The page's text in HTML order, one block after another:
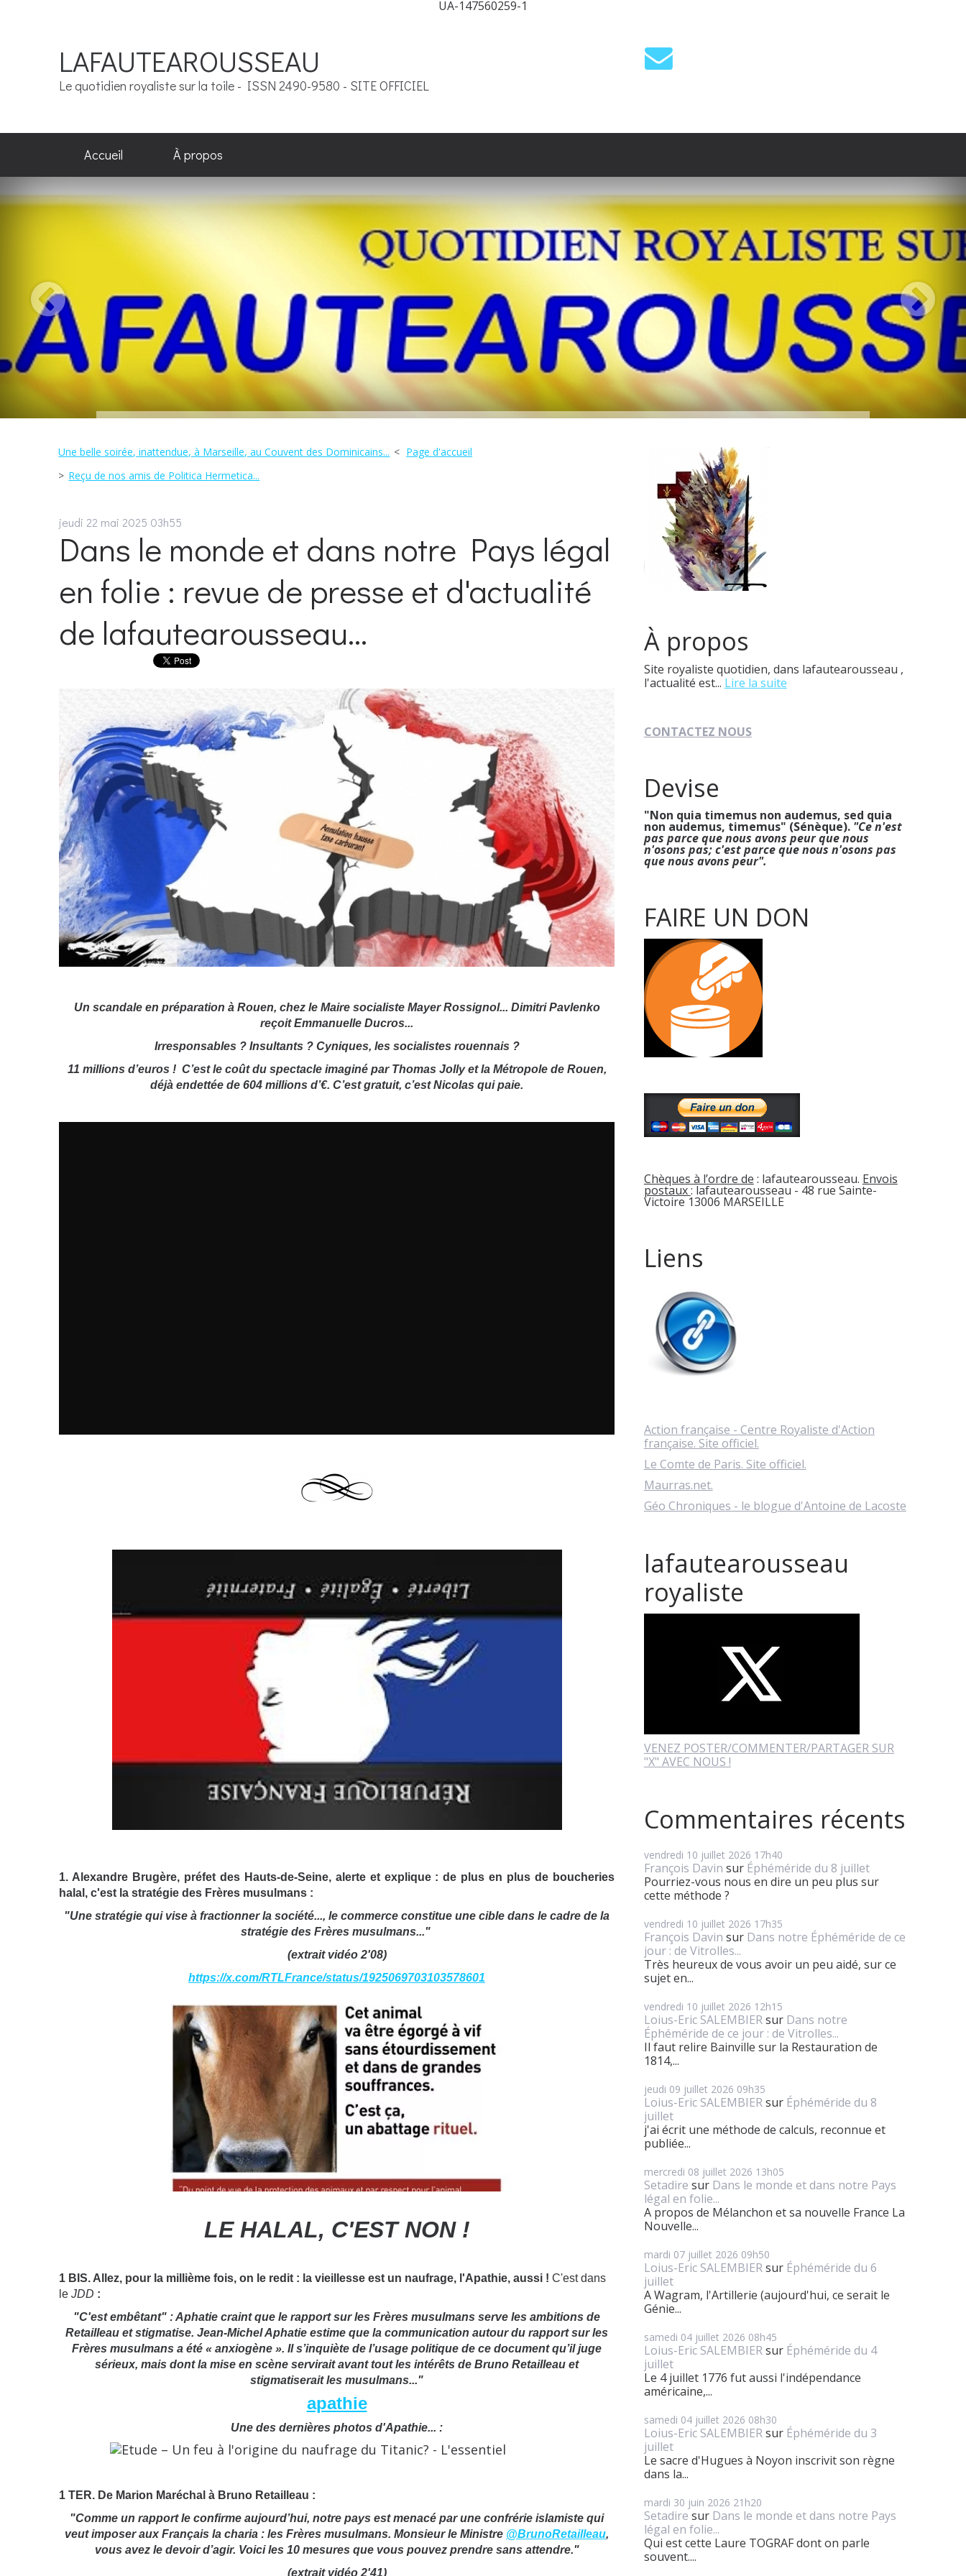
UA-147560259-1
LAFAUTEAROUSSEAU
Le quotidien royaliste sur la toile - ISSN 2490-9580 - SITE OFFICIEL
Accueil À propos
Une belle soirée, inattendue, à Marseille, au Couvent des Dominicains...
Page d'accueil
Reçu de nos amis de Politica Hermetica...
jeudi 22 mai 2025 03h55
Dans le monde et dans notre Pays légal
en folie : revue de presse et d'actualité
de lafautearousseau...
Un scandale en préparation à Rouen, chez le Maire socialiste Mayer Rossignol... Dimitri Pavlenko
reçoit Emmanuelle Ducros...
Irresponsables ? Insultants ? Cyniques, les socialistes rouennais ?
11 millions d’euros ! C’est le coût du spectacle imaginé par Thomas Jolly et la Métropole de Rouen,
déjà endettée de 604 millions d’€. C’est gratuit, c’est Nicolas qui paie.
1. Alexandre Brugère, préfet des Hauts-de-Seine, alerte et explique : de plus en plus de boucheries
halal, c'est la stratégie des Frères musulmans :
"Une stratégie qui vise à fractionner la société..., le commerce constitue une cible dans le cadre de la
stratégie des Frères musulmans..."
(extrait vidéo 2'08)
https://x.com/RTLFrance/status/1925069703103578601
LE HALAL, C'EST NON !
1 BIS. Allez, pour la millième fois, on le redit : la vieillesse est un naufrage, l'Apathie, aussi ! C'est dans
le JDD :
"C'est embêtant" : Aphatie craint que le rapport sur les Frères musulmans serve les ambitions de
Retailleau et stigmatise.Jean-Michel Aphatie estime que la communication autour du rapport sur les
Frères musulmans a été « anxiogène ». Il s’inquiète de l’usage politique de ce document qu’il juge
sérieux, mais dont la mise en scène servirait avant tout les intérêts de Bruno Retailleau et
stigmatiserait les musulmans..."
apathie
Une des dernières photos d'Apathie... :
1 TER. De Marion Maréchal à Bruno Retailleau :
"Comme un rapport le confirme aujourd’hui, notre pays est menacé par une confrérie islamiste qui
veut imposer aux Français la charia : les Frères musulmans. Monsieur le Ministre @BrunoRetailleau,
vous avez le devoir d’agir. Voici les 10mesures que vous pouvez prendre sans attendre."
(extrait vidéo 2'41)
À propos
Site royaliste quotidien, dans lafautearousseau ,
l'actualité est... Lire la suite
CONTACTEZ NOUS
Devise
"Non quia timemus non audemus, sed quia
non audemus, timemus" (Sénèque). "Ce n'est
pas parce que nous avons peur que nous
n'osons pas; c'est parce que nous n'osons pas
que nous avons peur".
FAIRE UN DON
Chèques à l’ordre de : lafautearousseau. Envois
postaux: lafautearousseau - 48 rue Sainte-
Victoire 13006 MARSEILLE
Liens
Action française - Centre Royaliste d'Action
française. Site officiel.
Le Comte de Paris. Site officiel.
Maurras.net.
Géo Chroniques - le blogue d'Antoine de Lacoste
lafautearousseau
royaliste
VENEZ POSTER/COMMENTER/PARTAGER SUR
"X" AVEC NOUS !
Commentaires récents
vendredi 10 juillet 2026 17h40
François Davin sur Éphéméride du 8 juillet
Pourriez-vous nous en dire un peu plus sur
cette méthode ?
vendredi 10 juillet 2026 17h35
François Davin sur Dans notre Éphéméride de ce
jour : de Vitrolles...
Très heureux de vous avoir un peu aidé, sur ce
sujet en...
vendredi 10 juillet 2026 12h15
Loius-Eric SALEMBIERsur Dans notre
Éphéméride de ce jour : de Vitrolles...
Il faut relire Bainville sur la Restauration de
1814,...
jeudi 09 juillet 2026 09h35
Loius-Eric SALEMBIERsur Éphéméride du 8
juillet
j'ai écrit une méthode de calculs, reconnue et
publiée...
mercredi 08 juillet 2026 13h05
Setadire sur Dans le monde et dans notre Pays
légal en folie...
A propos de Mélanchon et sa nouvelle France La
Nouvelle...
mardi 07 juillet 2026 09h50
Loius-Eric SALEMBIERsur Éphéméride du 6
juillet
A Wagram, l'Artillerie (aujourd'hui, ce serait le
Génie...
samedi 04 juillet 2026 08h45
Loius-Eric SALEMBIERsur Éphéméride du 4
juillet
Le 4 juillet 1776 fut aussi l'indépendance
américaine,...
samedi 04 juillet 2026 08h30
Loius-Eric SALEMBIERsur Éphéméride du 3
juillet
Le sacre d'Hugues à Noyon inscrivit son règne
dans la...
mardi 30 juin 2026 21h20
Setadire sur Dans le monde et dans notre Pays
légal en folie...
Qui est cette Laure TOGRAF dont on parle
souvent....